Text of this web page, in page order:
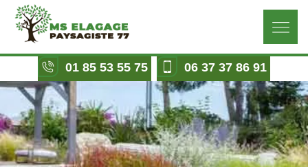
01 85 53 55 75 06 37 37 86 91